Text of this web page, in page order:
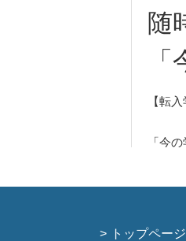
トップページ